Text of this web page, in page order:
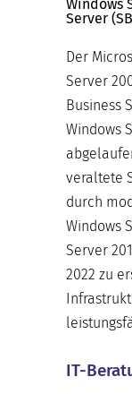
Windows
Server
Der
Server
Business
Windows
veraltete
durch
Windows
Server
2022 zu
IT-